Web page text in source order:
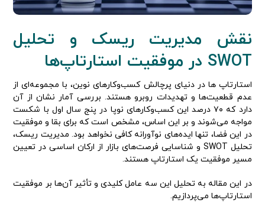
نقش مدیریت ریسک و تحلیل
SWOT در موفقیت استارتاپ‌ها
استارتاپ‌ ها در دنیای پرچالش کسب‌وکارهای نوین، با مجموعه‌ای از
عدم قطعیت‌ها و تهدیدات روبرو هستند. بررسی آمار نشان از آن
دارد که ۷۰ درصد این کسب‌‌وکارهای نوپا در پنج سال اول با شکست
مواجه می‌شوند و بر این اساس، مشخص است که برای بقا و موفقیت
در این فضا، تنها ایده‌های نوآورانه کافی نخواهد بود. مدیریت ریسک،
تحلیل SWOT و شناسایی فرصت‌های بازار از ارکان اساسی در تعیین
مسیر موفقیت یک استارتاپ هستند.
در این مقاله به تحلیل این سه عامل کلیدی و تأثیر آن‌ها بر موفقیت
استارتاپ‌ها می‌پردازیم.